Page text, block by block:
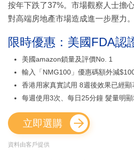
按年下跌了37%。市場觀察人士擔
對高端房地產市場造成進一步壓力。
限時優惠：美國FDA認
美國amazon鎖量及評價No. 1
輸入「NMG100」優惠碼額外減
香港用家真實試用 8週後效果已經顯
每週使用3次、每日25分鐘 髮量明顯
立即選購
資料由客戶提供